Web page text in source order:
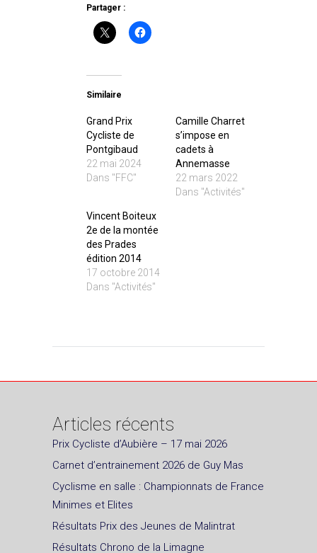
Partager :
Similaire
Grand Prix
Cycliste de
Pontgibaud
22 mai 2024
Dans "FFC"
Camille Charret
s’impose en
cadets à
Annemasse
22 mars 2022
Dans "Activités"
Vincent Boiteux
2e de la montée
des Prades
édition 2014
17 octobre 2014
Dans "Activités"
Articles récents
Prix Cycliste d’Aubière – 17 mai 2026
Carnet d’entrainement 2026 de Guy Mas
Cyclisme en salle : Championnats de France
Minimes et Elites
Résultats Prix des Jeunes de Malintrat
Résultats Chrono de la Limagne